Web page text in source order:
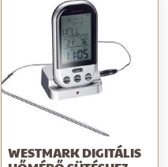
WESTMARK DIGITÁLIS